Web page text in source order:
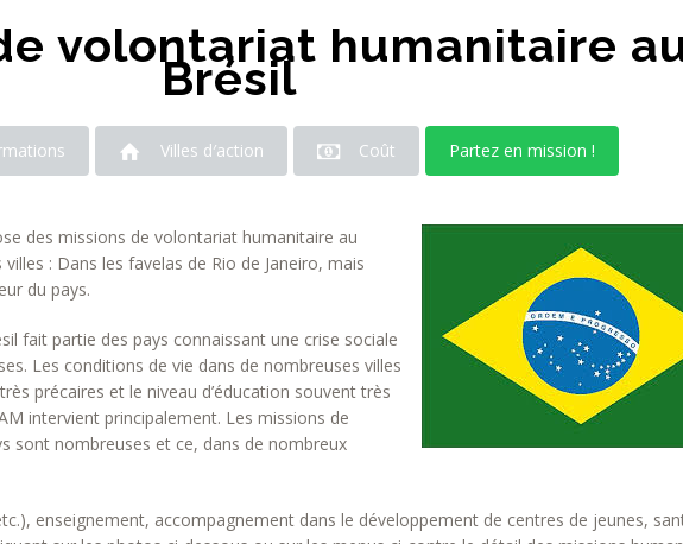
volontariat humanitaire
Brésil
Villes d′action Coût Partez en mission !
des missions de volontariat humanitaire au
: Dans les favelas de Rio de Janeiro, mais
du pays.
fait partie des pays connaissant une crise sociale
Les conditions de vie dans de nombreuses villes
précaires et le niveau d’éducation souvent très
intervient principalement. Les missions de
sont nombreuses et ce, dans de nombreux
enseignement, accompagnement dans le développement de centres de jeunes,